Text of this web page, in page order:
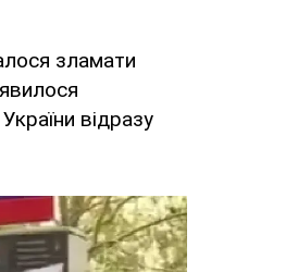
зламати
відразу